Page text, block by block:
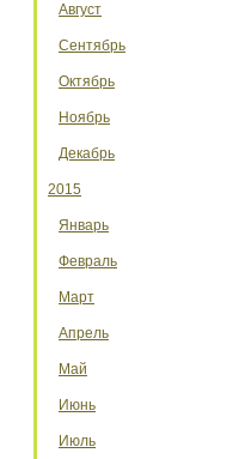
Август
Сентябрь
Октябрь
Ноябрь
Декабрь
2015
Январь
Февраль
Март
Апрель
Май
Июнь
Июль